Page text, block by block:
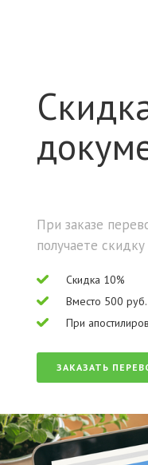
При заказе
получаете скидку
Скидка 10%
Вместо 500
При
ЗАКАЗАТЬ